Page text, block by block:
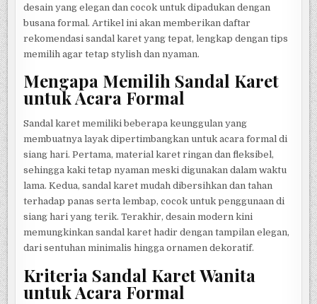
desain yang elegan dan cocok untuk dipadukan dengan
busana formal. Artikel ini akan memberikan daftar
rekomendasi sandal karet yang tepat, lengkap dengan tips
memilih agar tetap stylish dan nyaman.
Mengapa Memilih Sandal Karet
untuk Acara Formal
Sandal karet memiliki beberapa keunggulan yang
membuatnya layak dipertimbangkan untuk acara formal di
siang hari. Pertama, material karet ringan dan fleksibel,
sehingga kaki tetap nyaman meski digunakan dalam waktu
lama. Kedua, sandal karet mudah dibersihkan dan tahan
terhadap panas serta lembap, cocok untuk penggunaan di
siang hari yang terik. Terakhir, desain modern kini
memungkinkan sandal karet hadir dengan tampilan elegan,
dari sentuhan minimalis hingga ornamen dekoratif.
Kriteria Sandal Karet Wanita
untuk Acara Formal